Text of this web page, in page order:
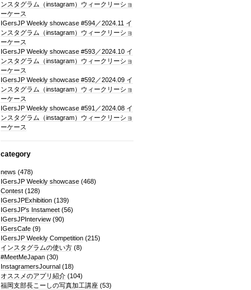
ンスタグラム（instagram）ウィークリーショ
ーケース
IGersJP Weekly showcase #594／2024.11 イ
ンスタグラム（instagram）ウィークリーショ
ーケース
IGersJP Weekly showcase #593／2024.10 イ
ンスタグラム（instagram）ウィークリーショ
ーケース
IGersJP Weekly showcase #592／2024.09 イ
ンスタグラム（instagram）ウィークリーショ
ーケース
IGersJP Weekly showcase #591／2024.08 イ
ンスタグラム（instagram）ウィークリーショ
ーケース
category
news (478)
IGersJP Weekly showcase(468)
Contest(128)
IGersJPExhibition(139)
IGersJP's Instameet(56)
IGersJPInterview(90)
IGersCafe(9)
IGersJP Weekly Competition(215)
インスタグラムの使い方(8)
#MeetMeJapan(30)
InstagramersJournal(18)
オススメのアプリ紹介(104)
福岡支部長こーしの写真加工講座(53)